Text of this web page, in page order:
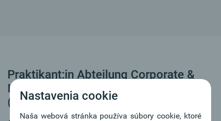
Praktikant:in Abteilung Corporate &
International Finance (w/m/d), Teilzeit
(mind. 20h) oder Vollzeit
Nastavenia cookie
Naša webová stránka používa súbory cookie, ktoré